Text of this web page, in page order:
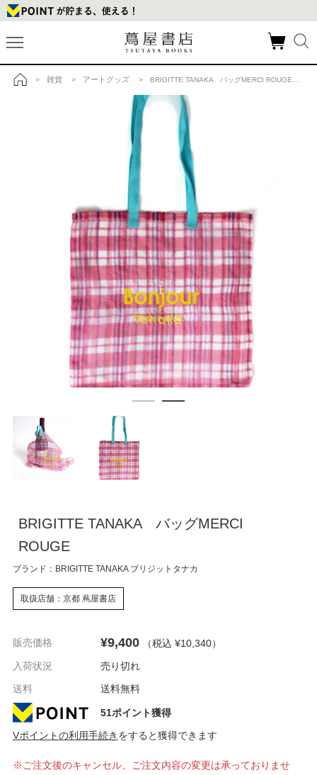
> 雑貨 > アートグッズ > BRIGITTE TANAKA バッグMERCI ROUGEの商品詳細
BRIGITTE TANAKA バッグMERCI
ROUGE
ブランド：BRIGITTE TANAKA ブリジットタナカ
取扱店舗：京都 蔦屋書店
販売価格 ¥9,400 （税込 ¥10,340）
入荷状況
売り切れ
送料
送料無料
51ポイント獲得
Vポイントの利用手続き をすると獲得できます
※ご注文後のキャンセル、ご注文内容の変更は承っておりませ